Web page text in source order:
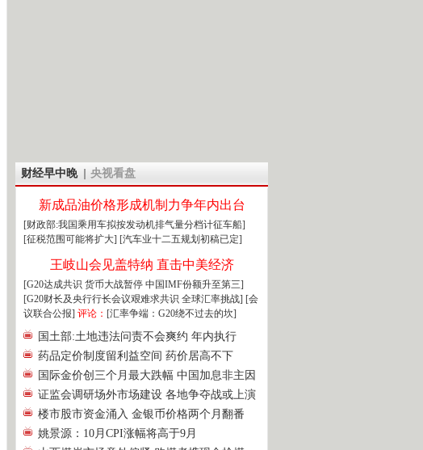
财经早中晚 央视看盘
新成品油价格形成机制力争年内出台
[财政部:我国乘用车拟按发动机排气量分档计征车船]
[征税范围可能将扩大] [汽车业十二五规划初稿已定]
王岐山会见盖特纳 直击中美经济
[G20达成共识 货币大战暂停 中国IMF份额升至第三]
[G20财长及央行行长会议艰难求共识 全球汇率挑战] [会
议联合公报] 评论： [汇率争端：G20绕不过去的坎]
国土部:土地违法问责不会爽约 年内执行
药品定价制度留利益空间 药价居高不下
国际金价创三个月最大跌幅 中国加息非主因
证监会调研场外市场建设 各地争夺战或上演
楼市股市资金涌入 金银币价格两个月翻番
姚景源：10月CPI涨幅将高于9月